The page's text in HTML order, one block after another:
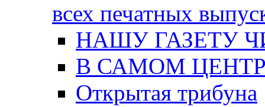
всех печатных
НАШУ ГАЗЕТУ
В САМОМ
Открытая трибуна